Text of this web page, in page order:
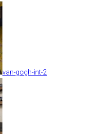
van-gogh-int-2